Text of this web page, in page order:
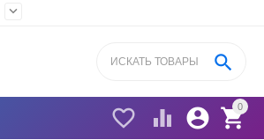

0


 
